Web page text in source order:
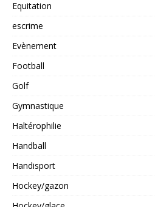
Equitation
escrime
Evènement
Football
Golf
Gymnastique
Haltérophilie
Handball
Handisport
Hockey/gazon